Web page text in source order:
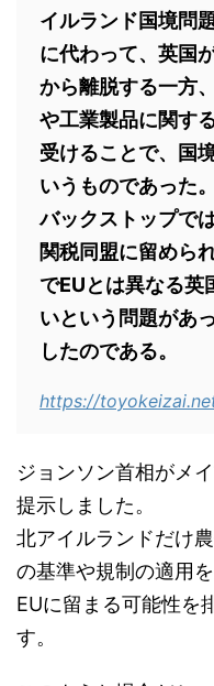
イルランド国境問
に代わって、英国
から離脱する一方
や工業製品に関す
受けることで、国
いうものであった。
バックストップで
関税同盟に留めら
でEUとは異なる英
いという問題があ
したのである。
https://
ジョンソン首相がメ
提示しました。
北アイルランドだけ
の基準や規制の適用
EUに留まる可能性を
す。